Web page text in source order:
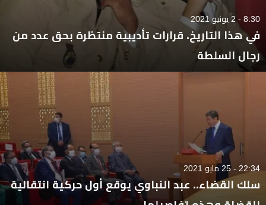
8:30 - 2 يونيو 2021
في هذا التاريخ. قرارات تأديبية منتظرة بحق عدد من
رجال السلطة
22:34 - 25 مايو 2021
سلك القضاء.. عبد النباوي يوقع أول حركية انتقالية